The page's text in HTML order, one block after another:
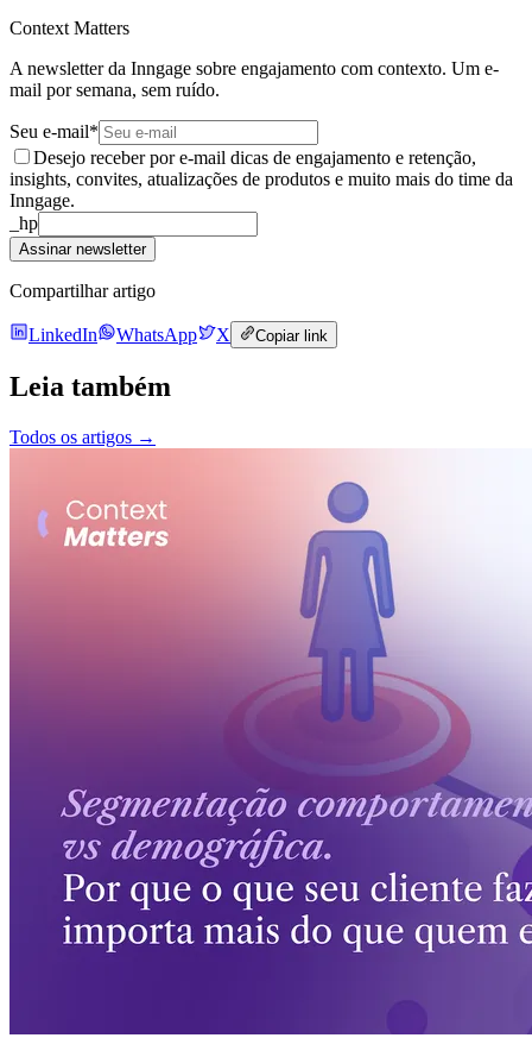
Context Matters
A newsletter da Inngage sobre engajamento com contexto. Um e-
mail por semana, sem ruído.
Seu e-mail*
Desejo receber por e-mail dicas de engajamento e retenção,
insights, convites, atualizações de produtos e muito mais do time da
Inngage.
_hp
Assinar newsletter
Compartilhar artigo
LinkedIn WhatsApp X Copiar link
Leia também
Todos os artigos →